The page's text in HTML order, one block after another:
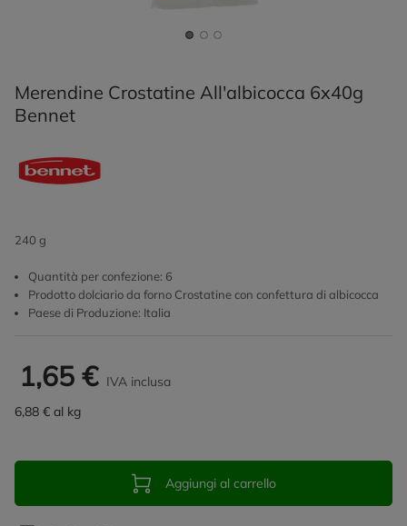
Merendine Crostatine All'albicocca 6x40g
Bennet
240 g
Quantità per confezione: 6
Prodotto dolciario da forno Crostatine con confettura di albicocca
Paese di Produzione: Italia
1,65 € IVA inclusa
6,88 € al kg
Aggiungi al carrello